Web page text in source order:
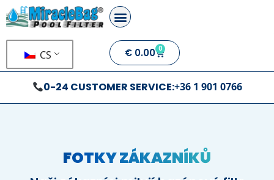
CS € 0.00 0
0-24 CUSTOMER SERVICE:+36 1 901 0766
FOTKY ZÁKAZNÍKŮ